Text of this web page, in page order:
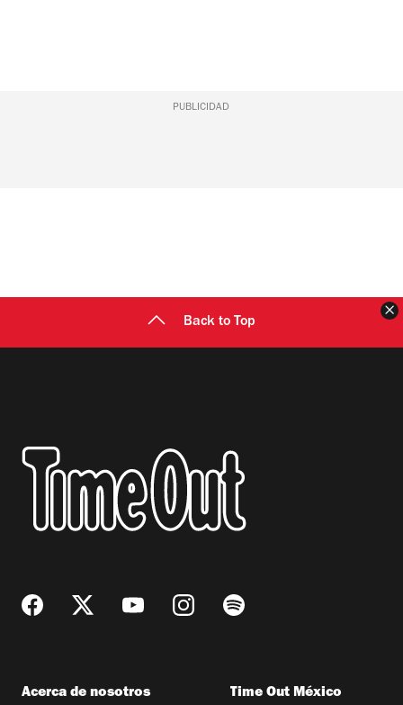
PUBLICIDAD
Back to Top
Acerca de nosotros Time Out México